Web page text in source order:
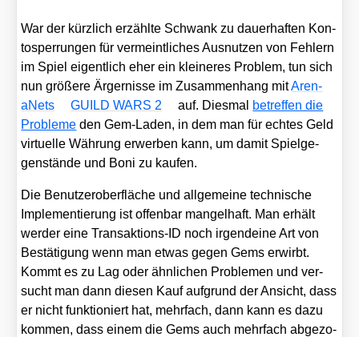
War der kürz­lich erzähl­te Schwank zu dau­er­haf­ten Kon­
to­sper­run­gen für ver­meint­li­ches Aus­nut­zen von Feh­lern
im Spiel eigent­lich eher ein klei­ne­res Pro­blem, tun sich
nun grö­ße­re Ärger­nis­se im Zusam­men­hang mitAren­
aNets
GUILD WARS 2 auf. Dies­mal betref­fen die
Pro­ble­me den Gem-Laden, in dem man für ech­tes Geld
vir­tu­el­le Wäh­rung erwer­ben kann, um damit Spiel­ge­
gen­stän­de und Boni zu kau­fen.
Die Benut­zer­ober­flä­che und all­ge­mei­ne tech­ni­sche
Imple­men­tie­rung ist offen­bar man­gel­haft. Man erhält
wer­der eine Trans­ak­ti­ons-ID noch irgend­ei­ne Art von
Bestä­ti­gung wenn man etwas gegen Gems erwirbt.
Kommt es zu Lag oder ähn­li­chen Pro­ble­men und ver­
sucht man dann die­sen Kauf auf­grund der Ansicht, dass
er nicht funk­tio­niert hat, mehr­fach, dann kann es dazu
kom­men, dass einem die Gems auch mehr­fach abge­zo­